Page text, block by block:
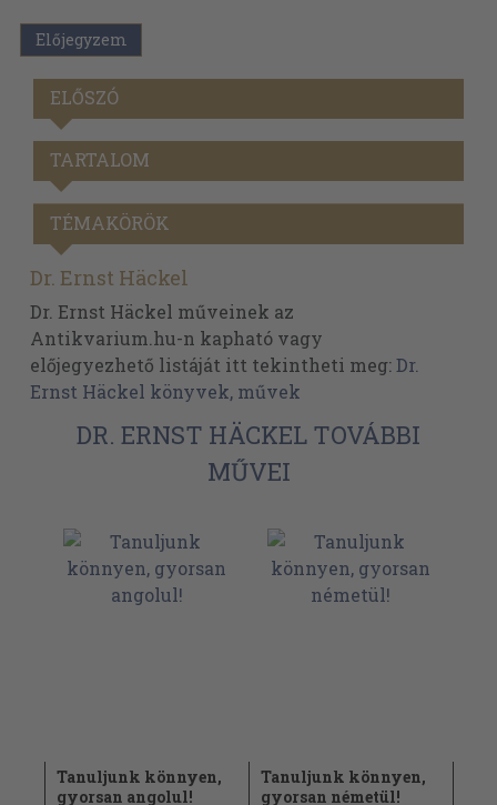
Előjegyzem
ELŐSZÓ
TARTALOM
TÉMAKÖRÖK
Dr. Ernst Häckel
Dr. Ernst Häckel műveinek az
Antikvarium.hu-n kapható vagy
előjegyezhető listáját itt tekintheti meg:Dr.
Ernst Häckel könyvek, művek
DR. ERNST HÄCKEL TOVÁBBI
MŰVEI
Tanuljunk könnyen,
gyorsan angolul!
Tanuljunk könnyen,
gyorsan németül!